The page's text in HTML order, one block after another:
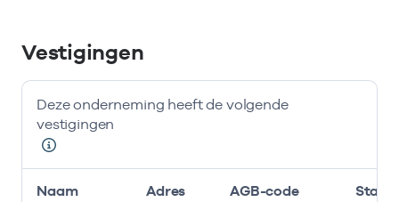
Vestigingen
Deze onderneming heeft de volgende
vestigingen
Naam Adres AGB-code Start